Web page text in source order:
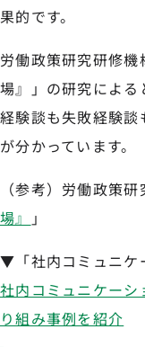
果的です。
労働政策研究研修
場』」の研究によ
経験談も失敗経験
が分かっています。
（参考）労働政策
場』
」
▼「社内コミュニケ
社内コミュニケー
り組み事例を紹介